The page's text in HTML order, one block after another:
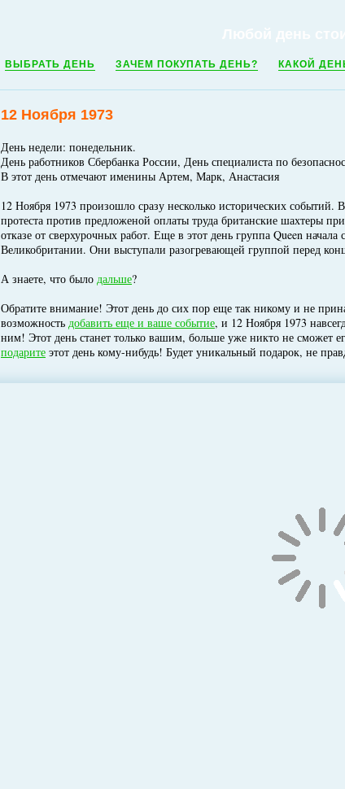
ВЫБРАТЬ ДЕНЬ ЗАЧЕМ ПОКУПАТЬ ДЕНЬ? КАКОЙ
12 Ноября 1973
День недели: понедельник.
День работников Сбербанка России, День специалиста по
В этот день отмечают именины Артем, Марк, Анастасия
12 Ноября 1973 произошло сразу несколько исторических событий.
протеста против предложеной оплаты труда британские шахтеры
отказе от сверхурочных работ. Еще в этот день группа Queen начала
Великобритании. Они выступали разогревающей группой перед
А знаете, что было дальше?
Обратите внимание! Этот день до сих пор еще так никому и не
возможность добавить еще и ваше событие, и 12 Ноября 1973
ним! Этот день станет только вашим, больше уже никто не сможет
подарите этот день кому-нибудь! Будет уникальный подарок, не